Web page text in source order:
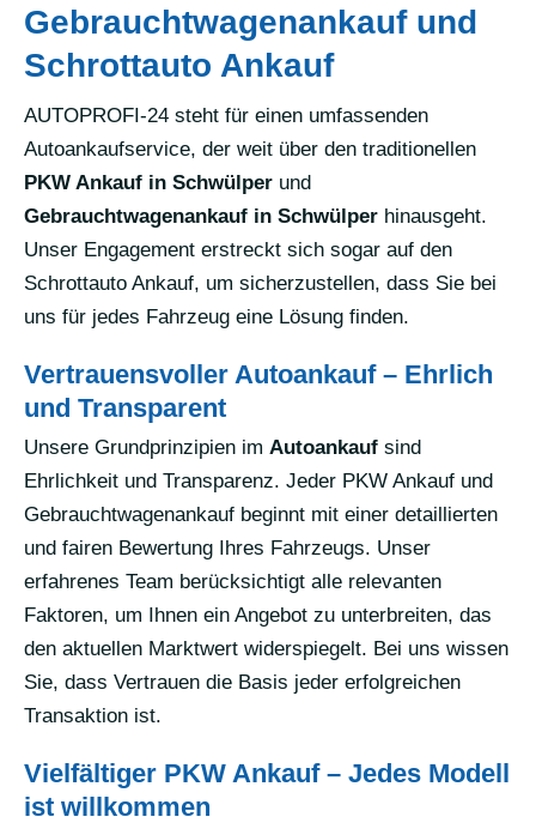
Gebrauchtwagenankauf und
Schrottauto Ankauf
AUTOPROFI-24 steht für einen umfassenden
Autoankaufservice, der weit über den traditionellen
PKW Ankauf in Schwülper und
Gebrauchtwagenankauf in Schwülper hinausgeht.
Unser Engagement erstreckt sich sogar auf den
Schrottauto Ankauf, um sicherzustellen, dass Sie bei
uns für jedes Fahrzeug eine Lösung finden.
Vertrauensvoller Autoankauf – Ehrlich
und Transparent
Unsere Grundprinzipien im Autoankauf sind
Ehrlichkeit und Transparenz. Jeder PKW Ankauf und
Gebrauchtwagenankauf beginnt mit einer detaillierten
und fairen Bewertung Ihres Fahrzeugs. Unser
erfahrenes Team berücksichtigt alle relevanten
Faktoren, um Ihnen ein Angebot zu unterbreiten, das
den aktuellen Marktwert widerspiegelt. Bei uns wissen
Sie, dass Vertrauen die Basis jeder erfolgreichen
Transaktion ist.
Vielfältiger PKW Ankauf – Jedes Modell
ist willkommen